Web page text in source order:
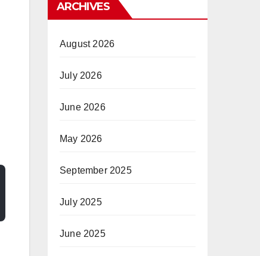
ARCHIVES
August 2026
July 2026
June 2026
May 2026
September 2025
July 2025
June 2025